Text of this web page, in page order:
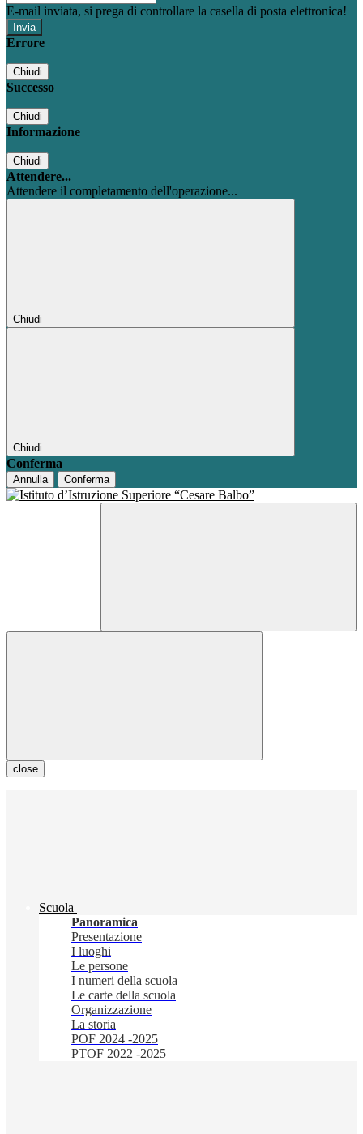
E-mail inviata, si prega di controllare la casella di posta elettronica!
Errore
Chiudi
Successo
Chiudi
Informazione
Chiudi
Attendere...
Attendere il completamento dell'operazione...
Chiudi
Chiudi
Conferma
Annulla Conferma
close
Scuola
Panoramica
Presentazione
I luoghi
Le persone
I numeri della scuola
Le carte della scuola
Organizzazione
La storia
POF 2024 -2025
PTOF 2022 -2025